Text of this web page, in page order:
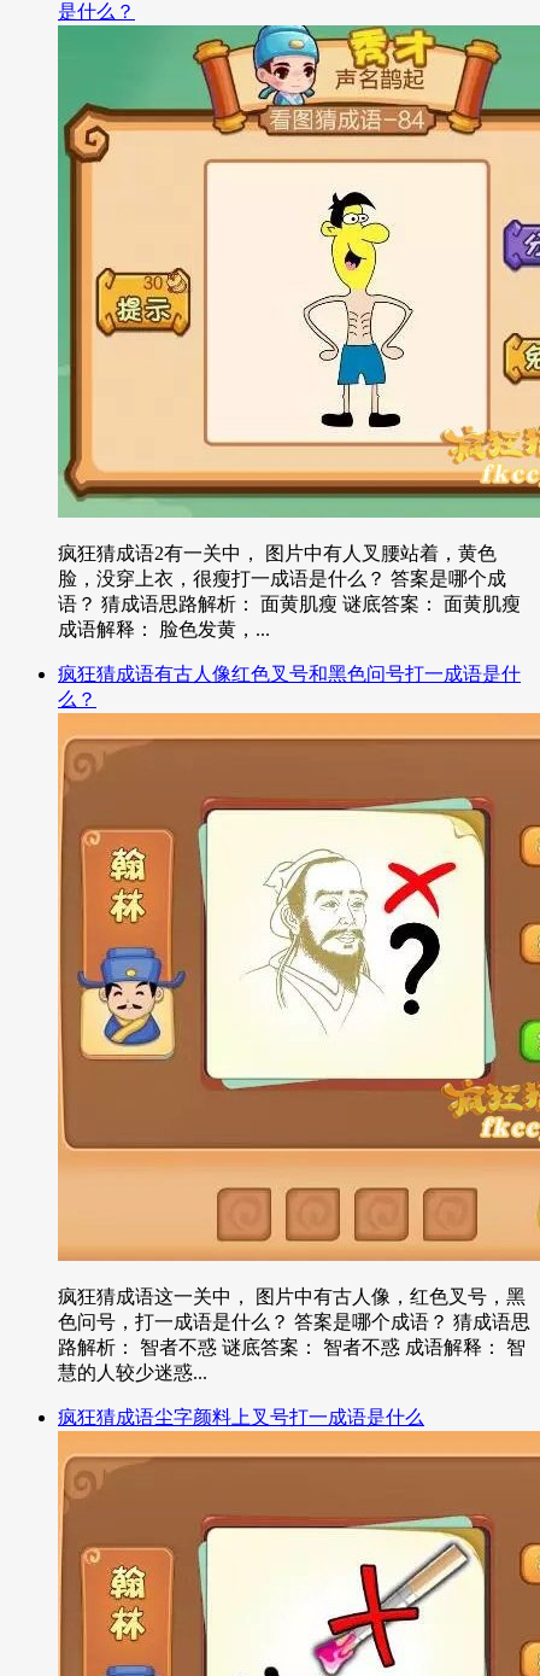
是什么？
疯狂猜成语2有一关中， 图片中有人叉腰站着，黄色
脸，没穿上衣，很瘦打一成语是什么？ 答案是哪个成
语？ 猜成语思路解析： 面黄肌瘦 谜底答案： 面黄肌瘦
成语解释： 脸色发黄，...
疯狂猜成语有古人像红色叉号和黑色问号打一成语是什
么？
疯狂猜成语这一关中， 图片中有古人像，红色叉号，黑
色问号，打一成语是什么？ 答案是哪个成语？ 猜成语思
路解析： 智者不惑 谜底答案： 智者不惑 成语解释： 智
慧的人较少迷惑...
疯狂猜成语尘字颜料上叉号打一成语是什么